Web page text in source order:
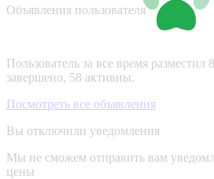
Объявления пользователя
Пользователь за все время разместил
завершено, 58 активны.
Посмотреть все объявления
Вы отключили уведомления
Мы не сможем отправить вам
цены